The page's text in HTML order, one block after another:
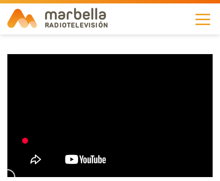
marbella
RADIOTELEVISIÓN
CORPORACIÓN